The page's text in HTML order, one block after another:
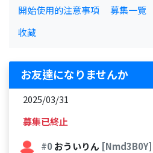
開始使用的注意事項 募集一覽
收藏
お友達になりませんか
2025/03/31
募集已終止
#0おういりん [Nmd3B0Y]